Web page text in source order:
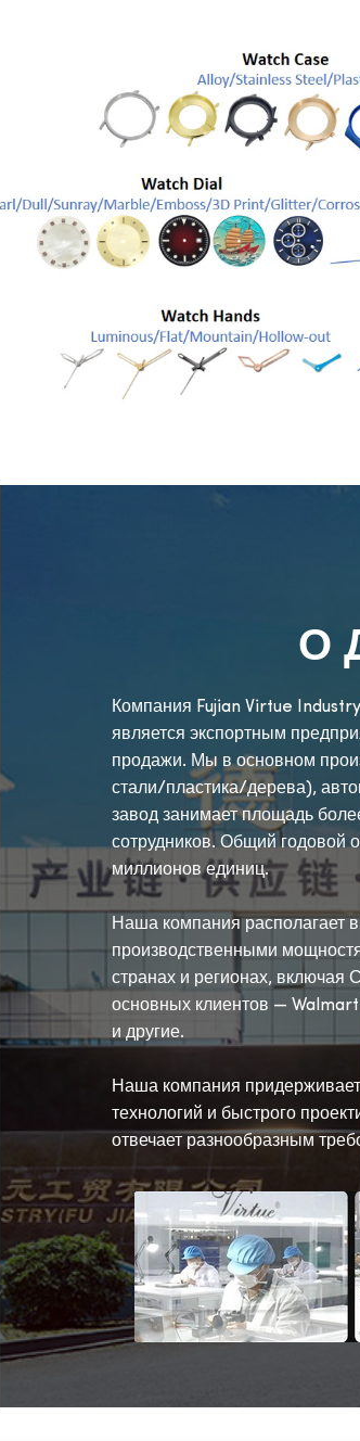
О
Компания Fujian Virtue
является экспортным
продажи. Мы в основном
стали/пластика/дерева),
завод занимает площадь
сотрудников. Общий годовой
миллионов единиц.
Наша компания
производственными
странах и регионах,
основных клиентов —
и другие.
Наша компания
технологий и быстрого
отвечает разнообразным